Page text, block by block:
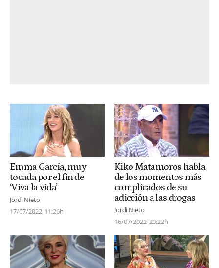
Emma García, muy
tocada por el fin de
‘Viva la vida’
Jordi Nieto
17/07/2022 11:26h
Kiko Matamoros habla
de los momentos más
complicados de su
adicción a las drogas
Jordi Nieto
16/07/2022 20:22h